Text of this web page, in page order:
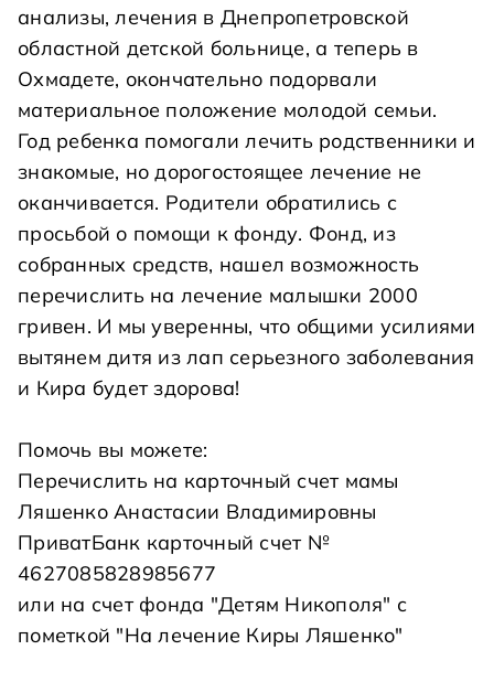
анализы, лечения в Днепропетровской
областной детской больнице, а теперь в
Охмадете, окончательно подорвали
материальное положение молодой семьи.
Год ребенка помогали лечить родственники и
знакомые, но дорогостоящее лечение не
оканчивается. Родители обратились с
просьбой о помощи к фонду. Фонд, из
собранных средств, нашел возможность
перечислить на лечение малышки 2000
гривен. И мы уверенны, что общими усилиями
вытянем дитя из лап серьезного заболевания
и Кира будет здорова!
Помочь вы можете:
Перечислить на карточный счет мамы
Ляшенко Анастасии Владимировны
ПриватБанк карточный счет №
4627085828985677
или на счет фонда "Детям Никополя" с
пометкой "На лечение Киры Ляшенко"